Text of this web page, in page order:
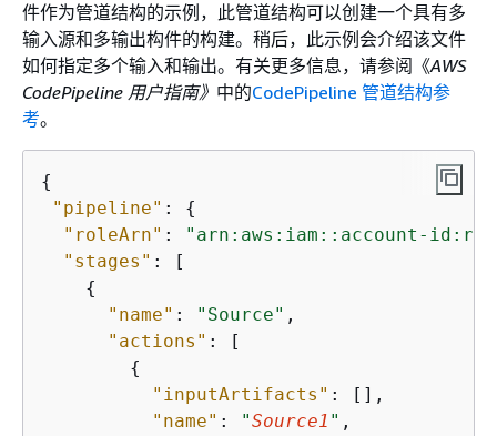
件作为管道结构的示例，此管道结构可以创建一个具有多
输入源和多输出构件的构建。稍后，此示例会介绍该文件
如何指定多个输入和输出。有关更多信息，请参阅《AWS
CodePipeline 用户指南》 中的CodePipeline 管道结构参
考。
{
"pipeline" : {
"roleArn" :
"arn:aws:iam::account-
"stages" : [
{
"name" : "Source" ,
"actions" : [
{
"inputArtifacts" : [],
"name" : "Source1 " ,